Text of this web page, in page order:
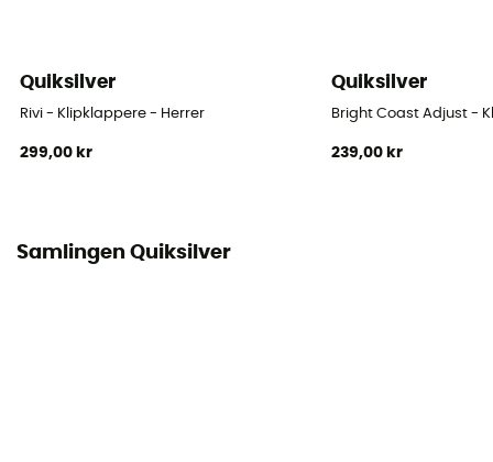
Quiksilver
Rivi - Klipklappere - Herrer
299,00 kr
Quiksilver
Bright Coast Adjust -
239,00 kr
Samlingen Quiksilver